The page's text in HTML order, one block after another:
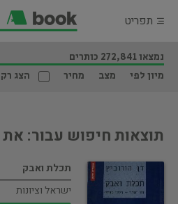
תפריט
נמצאו 272,841 כותרים
מיון לפי
מצב מחיר הצג
תוצאות חיפוש עבור:
תכלת ואבק
ישראל וציונות